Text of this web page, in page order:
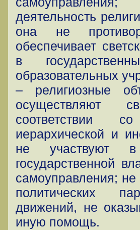
деятельность
она не
обеспечивает
в
образовательных
– религиозные
осуществляют
соответствии
иерархической и
не участвуют
государственной
самоуправления; не
политических
движений, не
иную помощь.